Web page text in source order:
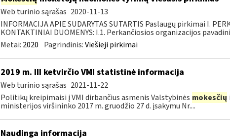
Web turinio sąrašas 2020-11-13
INFORMACIJA APIE SUDARYTAS SUTARTIS Paslaugų pirkimai I.
KONTAKTINIAI DUOMENYS: I.1. Perkančiosios organizacijos
Metai: 2020 Pagrindinis:Viešieji pirkimai
2019 m. III ketvirčio VMI statistinė informacija
Web turinio sąrašas 2021-11-22
Politikų kreipimaisi į VMI dirbančius asmenis Valstybinės mokesčių
ministerijos viršininko 2017 m. gruodžio 27 d. įsakymu Nr....
Naudinga informacija